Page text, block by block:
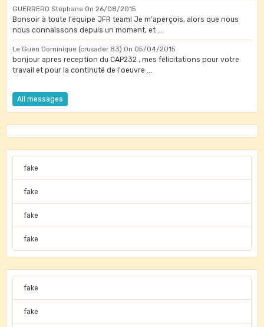
GUERRERO Stéphane On 26/08/2015
Bonsoir à toute l'équipe JFR team! Je m'aperçois, alors que nous
nous connaissons depuis un moment, et ...
Le Guen Dominique (crusader 83) On 05/04/2015
bonjour apres reception du CAP232 , mes félicitations pour votre
travail et pour la continuté de l'oeuvre ...
All messages
fake
fake
fake
fake
fake
fake